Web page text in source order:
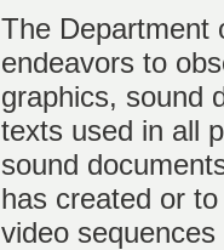
The Department
endeavors to
graphics, sound
texts used in all
sound
has created or
video